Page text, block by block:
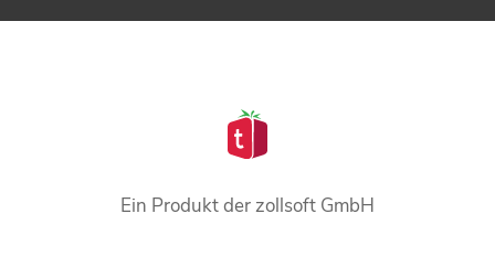
Ein Produkt der zollsoft GmbH